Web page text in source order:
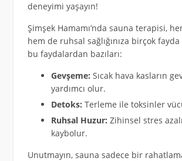
deneyimi yaşayın!
Şimşek Hamamı’nda sauna terapisi,
hem de ruhsal sağlığınıza birçok
bu faydalardan bazıları:
Gevşeme: Sıcak hava kasların
yardımcı olur.
Detoks: Terleme ile toksinler
Ruhsal Huzur: Zihinsel stres
kaybolur.
Unutmayın, sauna sadece bir